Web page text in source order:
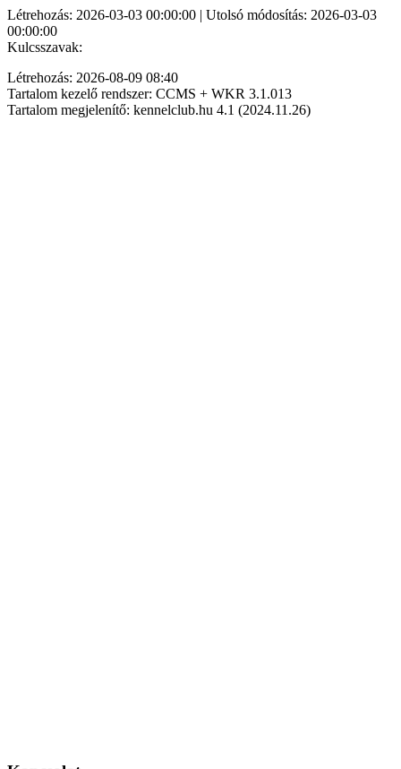
Létrehozás: 2026-03-03 00:00:00 | Utolsó módosítás: 2026-03-03
00:00:00
Kulcsszavak:
Létrehozás: 2026-08-09 08:40
Tartalom kezelő rendszer: CCMS + WKR 3.1.013
Tartalom megjelenítő: kennelclub.hu 4.1 (2024.11.26)